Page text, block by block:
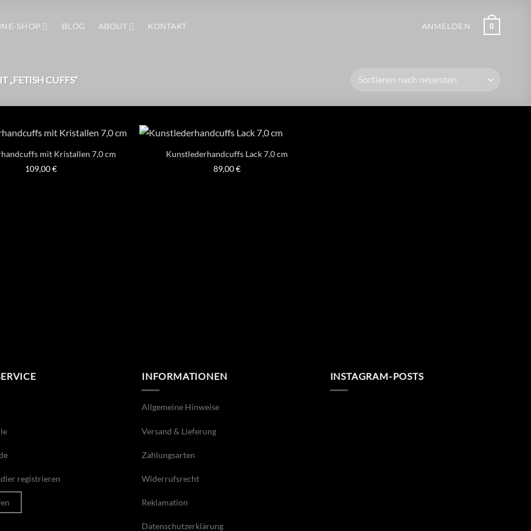
SHOP BLOG ABOUT KONTAKT ANMELDEN 0
„FETISH CUFFS“
mit Kristallen 7,0 cm
109,00€
Kunstlederhandcuffs Lack 7,0 cm
89,00€
registrieren
INFORMATIONEN
Allgemeine Hinweise
Versand & Lieferung
Zahlungsarten
Widerrufsrecht
Reklamation
Datenschutzerklärung
INSTAGRAM-POSTS